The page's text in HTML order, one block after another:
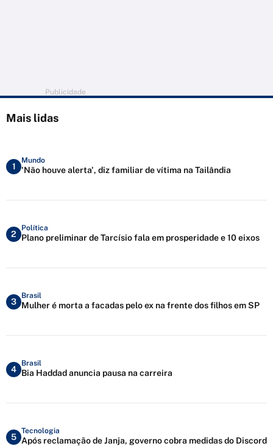
Publicidade
Mais lidas
1
Mundo
'Não houve alerta', diz familiar de vítima na Tailândia
2
Política
Plano preliminar de Tarcísio fala em prosperidade e 10 eixos
3
Brasil
Mulher é morta a facadas pelo ex na frente dos filhos em SP
4
Brasil
Bia Haddad anuncia pausa na carreira
5
Tecnologia
Após reclamação de Janja, governo cobra medidas do Discord